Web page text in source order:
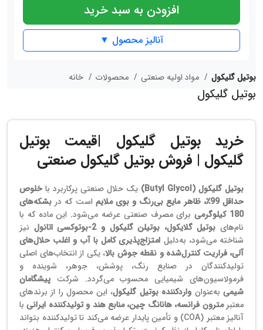
افزودن به سبد خرید
آنالیز محصول ▼
بوتیل گلیکول
بوتیل گلیکول
خرید بوتیل گلیکول |قیمت بوتیل
گلیکول | فروش بوتیل گلیکول صنعتی
بوتیل گلیکول (Butyl Glycol) یک حلال صنعتی پرکاربرد با خلوص
حداقل 99٪، ظاهر مایع بی‌رنگ و بوی ملایم
است که در بشکه‌های
180 کیلوگرمی
برای مصرف صنعتی عرضه می‌شود. این ماده که با
نام‌های بوتیل گلایکول، بوتیلن گلیکول و 2-بوتوکسی اتانول
نیز
شناخته می‌شود، به‌دلیل امتزاج‌پذیری کامل با آب و اغلب حلال‌های
آلی، فراریت کنترل‌شده و نقطه جوش بالا، یکی از انتخاب‌های اصلی
تولیدکنندگان در صنایع رنگ، پوشش، جوهر، شوینده و
فرمولاسیون‌های شیمیایی محسوب می‌گردد. شرکت پیشگامان
شیمیبه‌عنوان واردکننده بوتیل گلیکول، این محصول را از برندهای
معتبرمترون فرانسه، هانانگ چین، منابع هند و تولیدکننده ایرانیبا
آنالیز معتبر (COA) و تأمین پایدار عرضه می‌کند تا تولیدکننده بتواند